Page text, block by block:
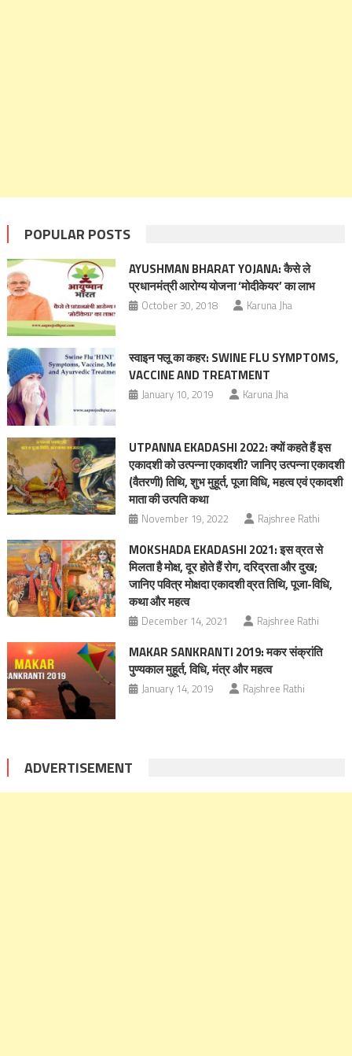
POPULAR POSTS
AYUSHMAN BHARAT YOJANA: कैसे ले
प्रधानमंत्री आरोग्य योजना ‘मोदीकेयर’ का लाभ
October 30, 2018 Karuna Jha
स्वाइन फ्लू का कहर: SWINE FLU SYMPTOMS,
VACCINE AND TREATMENT
January 10, 2019 Karuna Jha
UTPANNA EKADASHI 2022: क्यों कहते हैं इस
एकादशी को उत्पन्ना एकादशी? जानिए उत्पन्ना एकादशी
(वैतरणी) तिथि, शुभ मुहूर्त, पूजा विधि, महत्व एवं एकादशी
माता की उत्पति कथा
November 19, 2022 Rajshree Rathi
MOKSHADA EKADASHI 2021: इस व्रत से
मिलता है मोक्ष, दूर होते हैं रोग, दरिद्रता और दुख;
जानिए पवित्र मोक्षदा एकादशी व्रत तिथि, पूजा-विधि,
कथा और महत्व
December 14, 2021 Rajshree Rathi
MAKAR SANKRANTI 2019: मकर संक्रांति
पुण्यकाल मुहूर्त, विधि, मंत्र और महत्व
January 14, 2019 Rajshree Rathi
ADVERTISEMENT